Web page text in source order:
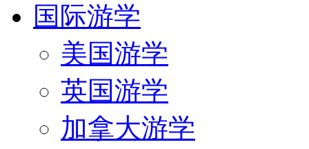
国际游学
美国游学
英国游学
加拿大游学